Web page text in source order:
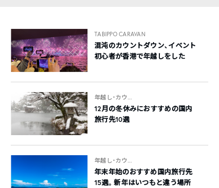
TABIPPO CARAVAN
混沌のカウントダウン、イベント
初心者が香港で年越しをした
年越し・カウ...
12月の冬休みにおすすめの国内
旅行先10選
年越し・カウ...
年末年始のおすすめ国内旅行先
15選。新年はいつもと違う場所